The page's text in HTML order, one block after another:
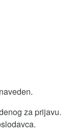
za prijavu.